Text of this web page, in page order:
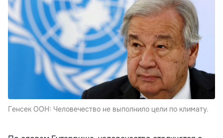
Генсек ООН: Человечество не выполнило цели по климату.